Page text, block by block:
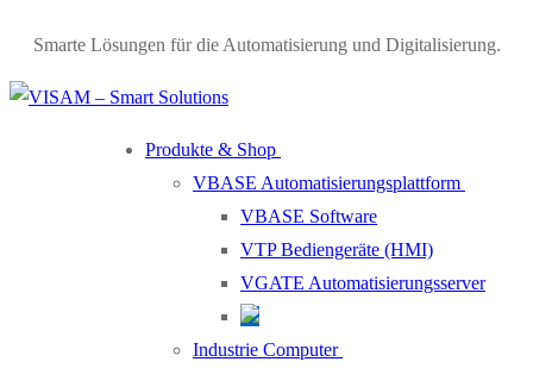
Smarte Lösungen für die Automatisierung und Digitalisierung.
Produkte & Shop
VBASE Automatisierungsplattform
VBASE Software
VTP Bediengeräte (HMI)
VGATE Automatisierungsserver
Industrie Computer